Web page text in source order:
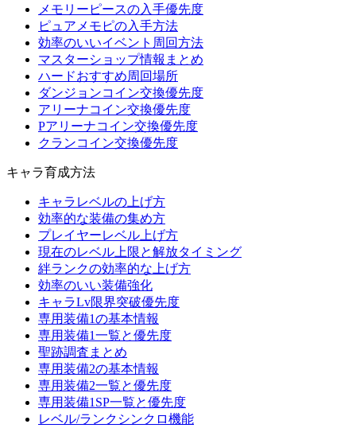
メモリーピースの入手優先度
ピュアメモピの入手方法
効率のいいイベント周回方法
マスターショップ情報まとめ
ハードおすすめ周回場所
ダンジョンコイン交換優先度
アリーナコイン交換優先度
Pアリーナコイン交換優先度
クランコイン交換優先度
キャラ育成方法
キャラレベルの上げ方
効率的な装備の集め方
プレイヤーレベル上げ方
現在のレベル上限と解放タイミング
絆ランクの効率的な上げ方
効率のいい装備強化
キャラLv限界突破優先度
専用装備1の基本情報
専用装備1一覧と優先度
聖跡調査まとめ
専用装備2の基本情報
専用装備2一覧と優先度
専用装備1SP一覧と優先度
レベル/ランクシンクロ機能